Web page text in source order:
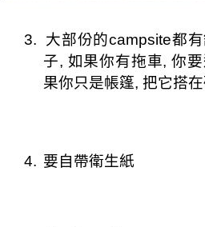
3. 大部份的campsite都
子, 如果你有拖車,你
果你只是帳篷, 把它搭
4. 要自帶衛生紙